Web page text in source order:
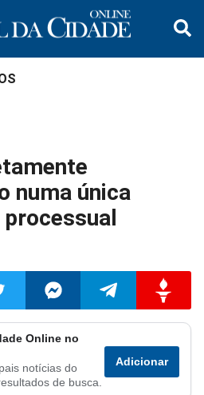
numa única
Compartilhar
no
Compartilhar
no
no
Online no
notícias do
de busca.
Adicionar